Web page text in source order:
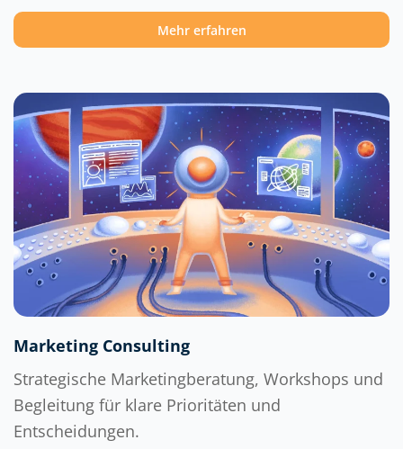
Mehr erfahren
Marketing Consulting
Strategische Marketingberatung, Workshops und
Begleitung für klare Prioritäten und
Entscheidungen.